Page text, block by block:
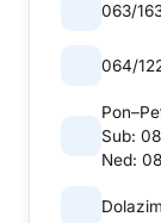
063/
064/
Sub:
Ned: